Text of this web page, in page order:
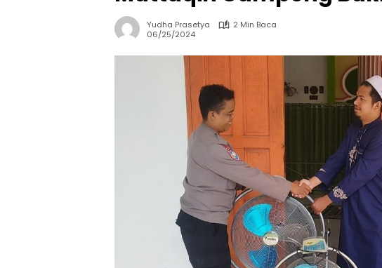
Yudha Prasetya
2 Min Baca
06/25/2024